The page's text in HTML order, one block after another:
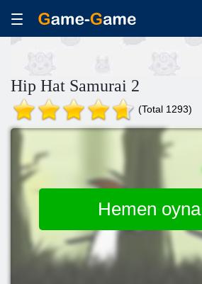
Hip Hat Samurai 2
(Total 1293)
Hemen oyna